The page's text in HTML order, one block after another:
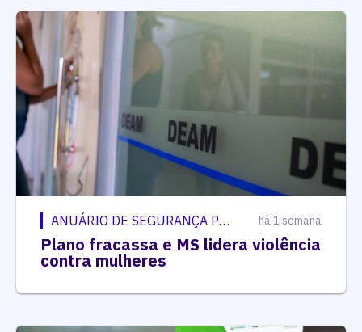
ANUÁRIO DE SEGURANÇA PÚBLICA há 1 semana
Plano fracassa e MS lidera violência
contra mulheres